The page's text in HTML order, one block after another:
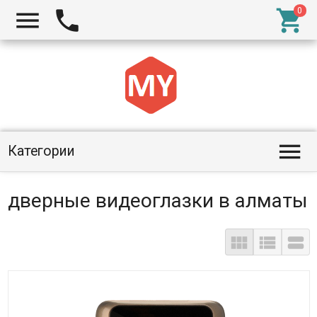
  
Категории 
дверные видеоглазки в алматы
  